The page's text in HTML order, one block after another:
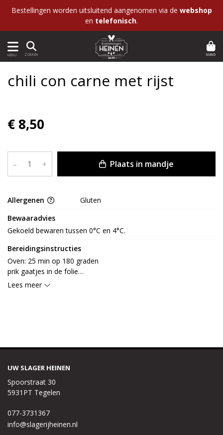
Bestellingen worden uitsluitend aangenomen via de webshop
en telefonisch.
MENU ZOEKEN MAND
chili con carne met rijst
€ 8,50
– + Plaats in mandje
Allergenen
Gluten
Bewaaradvies
Gekoeld bewaren tussen 0°C en 4°C.
Bereidingsinstructies
Oven: 25 min op 180 graden
prik gaatjes in de folie
Magnetron: 5 minuten op 750 watt
Lees meer
UW SLAGER HEINEN
Spoorstraat 30
5931PT Tegelen
077-3731367
info@slagerijheinen.nl